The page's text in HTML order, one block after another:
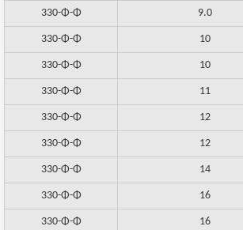
330-Φ-Φ 9.0
330-Φ-Φ 10
330-Φ-Φ 10
330-Φ-Φ 11
330-Φ-Φ 12
330-Φ-Φ 12
330-Φ-Φ 14
330-Φ-Φ 16
330-Φ-Φ 16